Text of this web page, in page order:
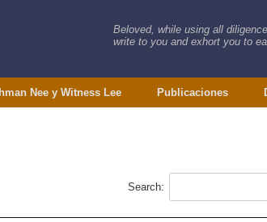
Beloved, while using all
write to you and exhort you to
Nee y Witness Lee Publicaciones
Search: